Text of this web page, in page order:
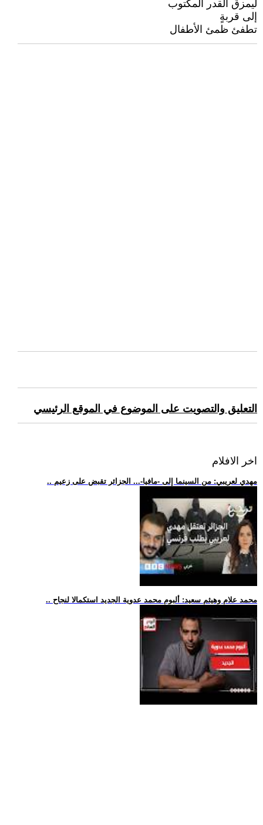
ليمزق القدر المكتوب
إلى قربةٍ
تطفئ ظمئ الأطفال
التعليق والتصويت على الموضوع في الموقع الرئيسي
اخر الافلام
.. مهدي لعريبي: من السينما إلى -مافيا-... الجزائر تقبض على زعيم
.. محمد علام وهيثم سعيد: ألبوم محمد عدوية الجديد استكمالا لنجاح